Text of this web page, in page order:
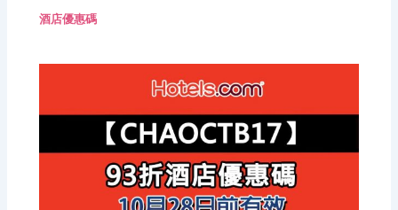
酒店優惠碼